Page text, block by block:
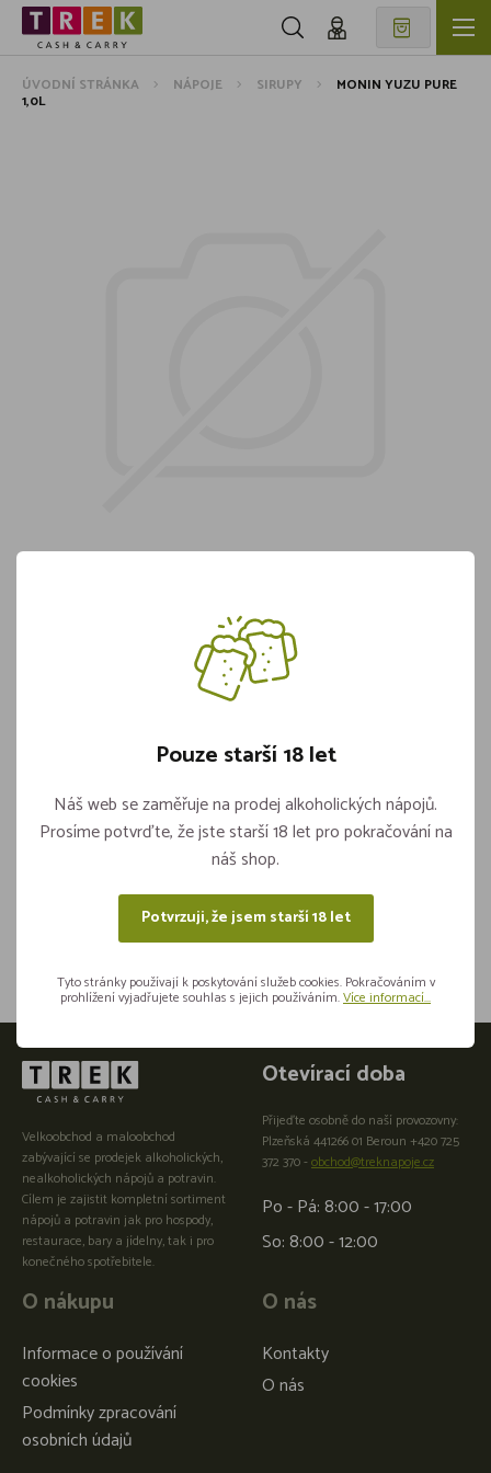
ÚVODNÍ STRÁNKA NÁPOJE SIRUPY MONIN YUZU PURE
1,0L
Monin Yuzu PURE 1,0l
Vložit do košíku
Sdílejte na sítích
Velkoobchod a maloobchod
zabývající se prodejek alkoholických,
nealkoholických nápojů a potravin.
Cílem je zajistit kompletní sortiment
nápojů a potravin jak pro hospody,
restaurace, bary a jídelny, tak i pro
konečného spotřebitele.
O nákupu
Informace o používání
cookies
Podmínky zpracování
osobních údajů
O nás
Kontakty
O nás
Otevírací doba
Přijeďte osobně do naší provozovny:
Plzeňská 441266 01 Beroun +420 725
372 370 -obchod@treknapoje.cz
Po - Pá: 8:00 - 17:00
So: 8:00 - 12:00
Pouze starší 18 let
Náš web se zaměřuje na prodej alkoholických nápojů.
Prosíme potvrďte, že jste starší 18 let pro pokračování na
náš shop.
Potvrzuji, že jsem starší 18 let
Tyto stránky používají k poskytování služeb cookies. Pokračováním v
prohlížení vyjadřujete souhlas s jejich používáním.Více informací...